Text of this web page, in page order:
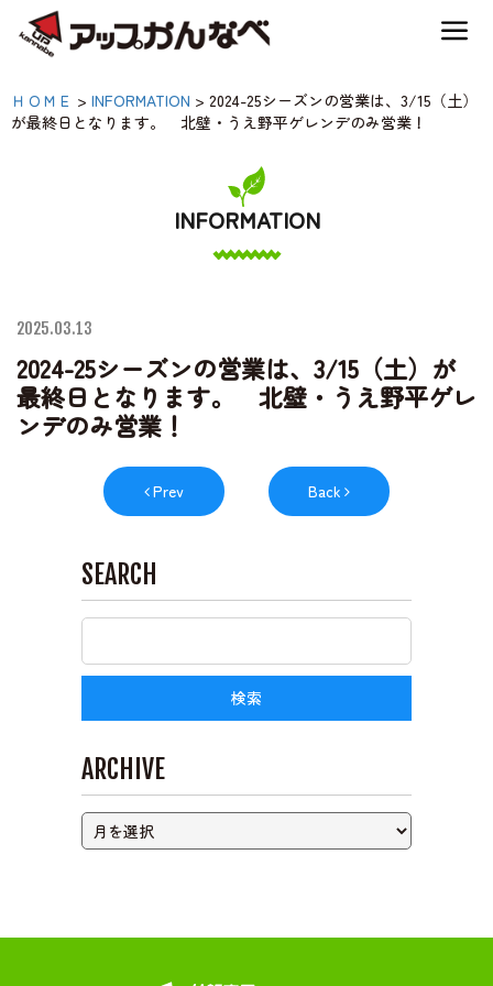
2024-25シーズンの営業
は、3/15（土）が最終日
となります。 北壁・う
え野平ゲレンデのみ営
業！|【公式】アップかん
なべ｜兵庫県豊岡市・関
西 アウトドア・キャン
プ場・熱気球・高原アク
ティビティ
夏のスキー場も「かなり遊べる」！
神鍋高原キャンプ場
宿泊案内
神鍋高原体育館
ＨＯＭＥ > INFORMATION > 2024-25シーズンの営業は、3/15（土）
が最終日となります。 北壁・うえ野平ゲレンデのみ営業！
INFORMATION
2025.03.13
2024-25シーズンの営業は、3/15（土）が
最終日となります。 北壁・うえ野平ゲレ
ンデのみ営業！
Prev Back
SEARCH
ARCHIVE